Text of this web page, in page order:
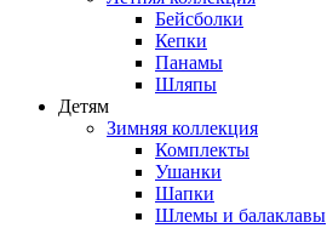
Бейсболки
Кепки
Панамы
Шляпы
Детям
Зимняя коллекция
Комплекты
Ушанки
Шапки
Шлемы и балаклавы